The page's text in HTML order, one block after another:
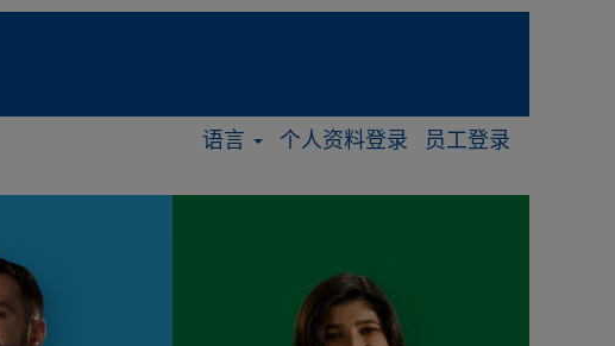
语言 个人资料登录 员工登录